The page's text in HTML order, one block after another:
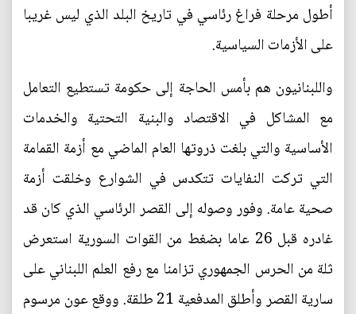
أطول مرحلة فراغ رئاسي في تاريخ البلد الذي ليس غريبا
على الأزمات السياسية.
واللبنانيون هم بأمس الحاجة إلى حكومة تستطيع التعامل
مع المشاكل في الاقتصاد والبنية التحتية والخدمات
الأساسية والتي بلغت ذروتها العام الماضي مع أزمة القمامة
التي تركت النفايات تتكدس في الشوارع وخلقت أزمة
صحية عامة. وفور وصوله إلى القصر الرئاسي الذي كان قد
غادره قبل 26 عاما بضغط من القوات السورية استعرض
ثلة من الحرس الجمهوري تزامنا مع رفع العلم اللبناني على
سارية القصر وأطلق المدفعية 21 طلقة. ووقع عون مرسوم